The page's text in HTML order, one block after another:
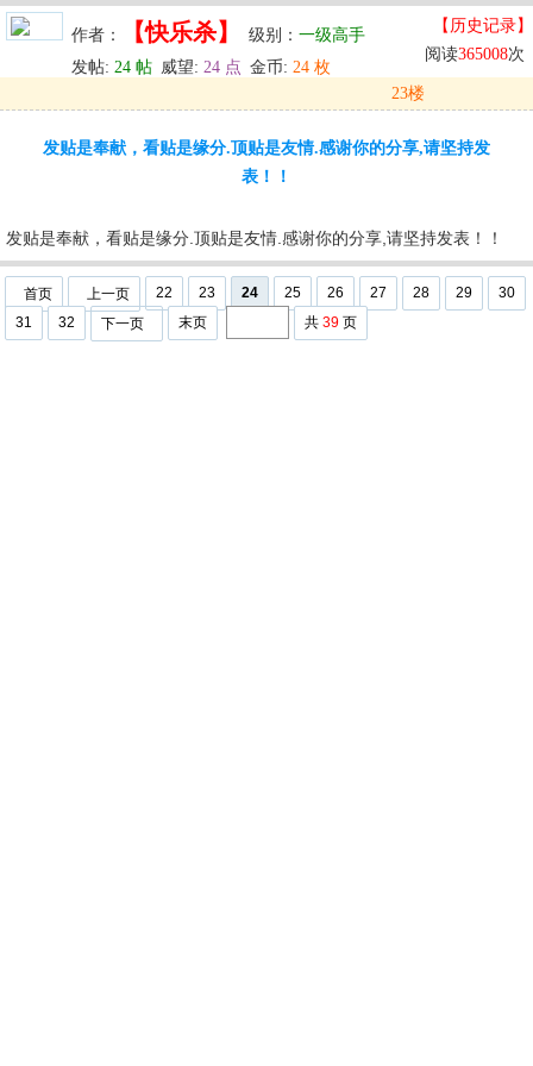
作者： 【快乐杀】 级别： 一级高手
发帖: 24 帖 威望: 24 点 金币: 24 枚
【历史记录】
阅读365008次
23楼
回复 u 编辑 u
发贴是奉献，看贴是缘分.顶贴是友情.感谢你的分享,请坚持发
表！！
发贴是奉献，看贴是缘分.顶贴是友情.感谢你的分享,请坚持发表！！
首页 上一页 22 23 24 25 26 27 28 29
30
31
32 下一页 末页 共 39 页